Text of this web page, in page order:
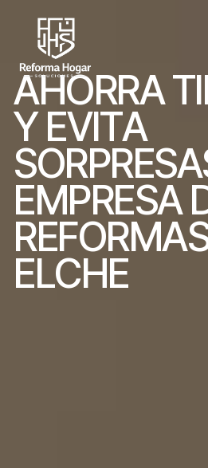
AHORRATI
Y EVITA
SORPRESA
EMPRESA
REFORMA
ELCHE